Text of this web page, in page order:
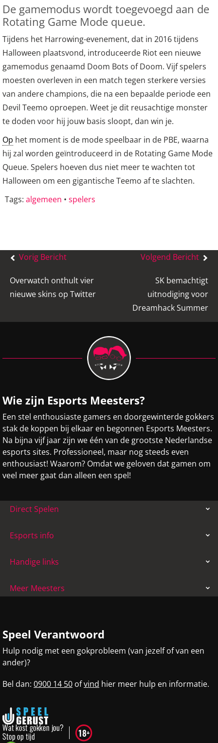
De gamemodus wordt toegevoegd aan de
Rotating Game Mode queue.
Tijdens het Harrowing-evenement, dat in 2016 tijdens
Halloween plaatsvond, introduceerde Riot een nieuwe
gamemodus genaamd Doom Bots of Doom. Vijf spelers
moesten overleven in een match tegen sterkere versies
van andere champions, die na een bepaalde periode een
Devil Teemo oproepen. Weet je dit reusachtige monster
te doden voor hij jouw basis sloopt, dan win je.
Op het moment is de mode speelbaar in de PBE, waarna
hij zal worden geïntroduceerd in de Rotating Game Mode
Queue. Spelers hoeven dus niet meer te wachten tot
Halloween om een gigantische Teemo af te slachten.
Tags: algemeen • spelers
Bericht
Vorig Bericht
Overwatch onthult vier
nieuwe skins op Twitter
Volgend Bericht
SK bemachtigt
uitnodiging voor
Dreamhack Summer
Wie zijn Esports Meesters?
Een stel enthousiaste gamers en doorgewinterde gokkers
stak de koppen bij elkaar en begonnen Esports Meesters.
Na bijna vijf jaar zijn we één van de grootste Nederlandse
esports sites. Professioneel, maar nog steeds even
enthousiast! Waarom? Omdat we geloven dat gamen om
veel meer gaat dan alleen een spel!
Direct Spelen
Esports info
Handige links
Meer Meesters
Speel Verantwoord
Hulp nodig met een gokprobleem (van jezelf of van een
ander)?
Bel dan: 0900 14 50 ofvind hier meer hulp en informatie.